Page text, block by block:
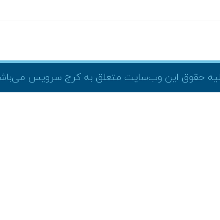
حقوق این وب‌سایت متعلق به کرج سرویس